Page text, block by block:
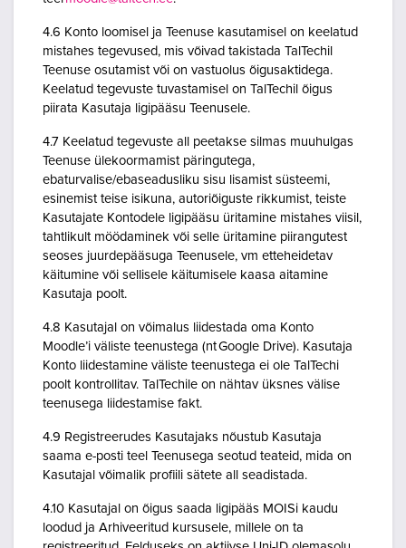
4.6 Konto loomisel ja Teenuse kasutamisel on keelatud
mistahes tegevused, mis võivad takistada TalTechil
Teenuse osutamist või on vastuolus õigusaktidega.
Keelatud tegevuste tuvastamisel on TalTechil õigus
piirata Kasutaja ligipääsu Teenusele.
4.7 Keelatud tegevuste all peetakse silmas muuhulgas
Teenuse ülekoormamist päringutega,
ebaturvalise/ebaseadusliku sisu lisamist süsteemi,
esinemist teise isikuna, autoriõiguste rikkumist, teiste
Kasutajate Kontodele ligipääsu üritamine mistahes viisil,
tahtlikult möödaminek või selle üritamine piirangutest
seoses juurdepääsuga Teenusele, vm etteheidetav
käitumine või sellisele käitumisele kaasa aitamine
Kasutaja poolt.
4.8 Kasutajal on võimalus liidestada oma Konto
Moodle’i väliste teenustega (nt Google Drive). Kasutaja
Konto liidestamine väliste teenustega ei ole TalTechi
poolt kontrollitav. TalTechile on nähtav üksnes välise
teenusega liidestamise fakt.
4.9 Registreerudes Kasutajaks nõustub Kasutaja
saama e-posti teel Teenusega seotud teateid, mida on
Kasutajal võimalik profiili sätete all seadistada.
4.10 Kasutajal on õigus saada ligipääs MOISi kaudu
loodud ja Arhiveeritud kursusele, millele on ta